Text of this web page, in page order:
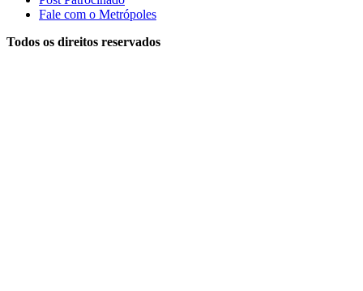
Fale com o Metrópoles
Todos os direitos reservados